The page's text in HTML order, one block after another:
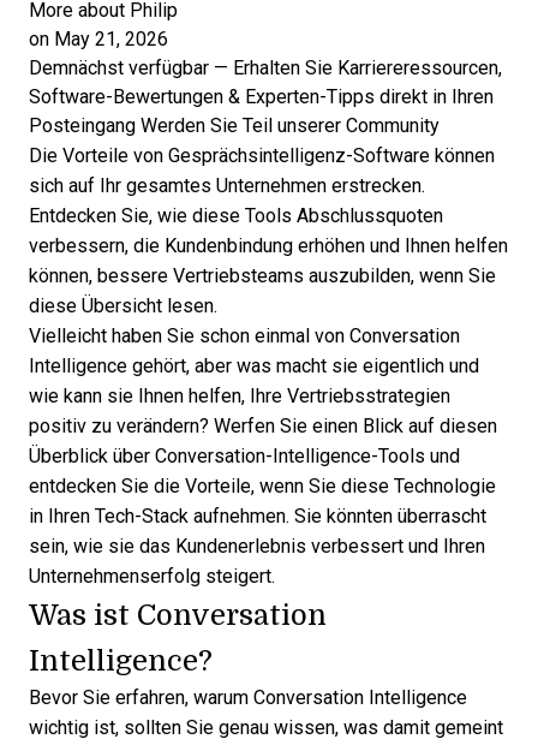
More about Philip
on May 21, 2026
Demnächst verfügbar — Erhalten Sie Karriereressourcen,
Software-Bewertungen & Experten-Tipps direkt in Ihren
Posteingang Werden Sie Teil unserer Community
Die Vorteile von Gesprächsintelligenz-Software können
sich auf Ihr gesamtes Unternehmen erstrecken.
Entdecken Sie, wie diese Tools Abschlussquoten
verbessern, die Kundenbindung erhöhen und Ihnen helfen
können, bessere Vertriebsteams auszubilden, wenn Sie
diese Übersicht lesen.
Vielleicht haben Sie schon einmal von Conversation
Intelligence gehört, aber was macht sie eigentlich und
wie kann sie Ihnen helfen, Ihre Vertriebsstrategien
positiv zu verändern? Werfen Sie einen Blick auf diesen
Überblick über Conversation-Intelligence-Tools und
entdecken Sie die Vorteile, wenn Sie diese Technologie
in Ihren Tech-Stack aufnehmen. Sie könnten überrascht
sein, wie sie das Kundenerlebnis verbessert und Ihren
Unternehmenserfolg steigert.
Was ist Conversation
Intelligence?
Bevor Sie erfahren, warum Conversation Intelligence
wichtig ist, sollten Sie genau wissen, was damit gemeint